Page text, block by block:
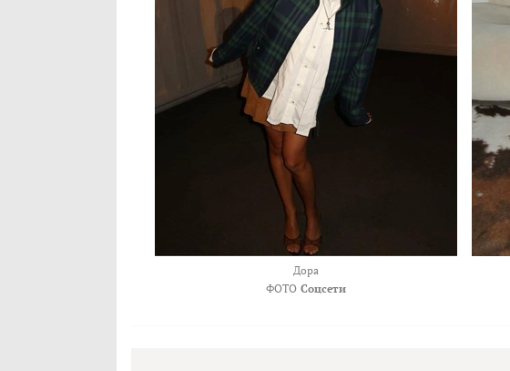
Дора
ФОТО Соцсети